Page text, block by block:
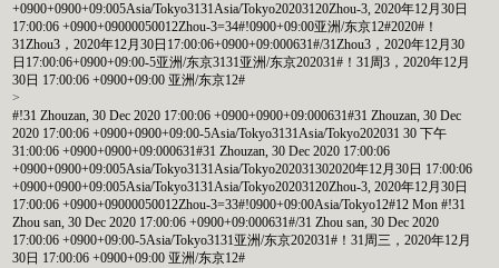
+0900+0900+09:005Asia/Tokyo3131Asia/Tokyo20203120Zhou-3, 2020年12月30日
17:00:06 +0900+09000050012Zhou-3=34#!0900+09:00亚洲/东京12#2020#！
31Zhou3，2020年12月30日17:00:06+0900+09:000631#/31Zhou3，2020年12月30
日17:00:06+0900+09:00-5亚洲/东京3131亚洲/东京202031#！31周3，2020年12月
30日 17:00:06 +0900+09:00 亚洲/东京12#
>
#!31 Zhouzan, 30 Dec 2020 17:00:06 +0900+0900+09:000631#31 Zhouzan, 30 Dec
2020 17:00:06 +0900+0900+09:00-5Asia/Tokyo3131Asia/Tokyo202031 30 下午
31:00:06 +0900+0900+09:000631#31 Zhouzan, 30 Dec 2020 17:00:06
+0900+0900+09:005Asia/Tokyo3131Asia/Tokyo202031302020年12月30日 17:00:06
+0900+0900+09:005Asia/Tokyo3131Asia/Tokyo20203120Zhou-3, 2020年12月30日
17:00:06 +0900+09000050012Zhou-3=33#!0900+09:00Asia/Tokyo12#12 Mon #!31
Zhou san, 30 Dec 2020 17:00:06 +0900+09:000631#/31 Zhou san, 30 Dec 2020
17:00:06 +0900+09:00-5Asia/Tokyo3131亚洲/东京202031#！31周三，2020年12月
30日 17:00:06 +0900+09:00 亚洲/东京12#